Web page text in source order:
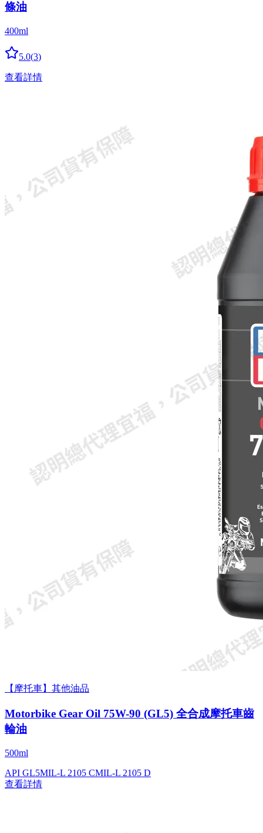
條油
400ml
5.0(3)
查看詳情
【摩托車】其他油品
Motorbike Gear Oil 75W-90 (GL5) 全合成摩托車齒
輪油
500ml
API GL5MIL-L 2105 CMIL-L 2105 D
查看詳情